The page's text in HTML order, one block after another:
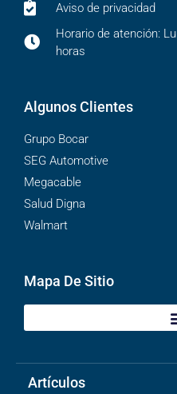
Aviso de privacidad
Horario de atención:
horas
Algunos Clientes
Grupo Bocar
SEG Automotive
Megacable
Salud Digna
Walmart
Mapa De Sitio
Artículos